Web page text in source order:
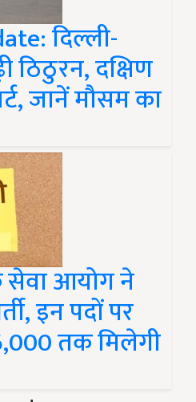
दिल्ली-
दक्षिण
जानें मौसम का
सेवा आयोग ने
इन पदों पर
तक मिलेगी